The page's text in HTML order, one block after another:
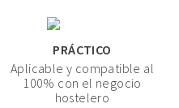
PRÁCTICO
Aplicable y compatible al
100% con el negocio
hostelero